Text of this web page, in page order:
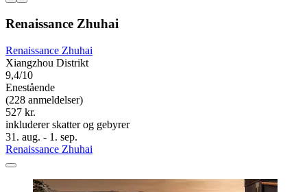
Renaissance Zhuhai
Renaissance Zhuhai
Xiangzhou Distrikt
9,4/10
Enestående
(228 anmeldelser)
527 kr.
inkluderer skatter og gebyrer
31. aug. - 1. sep.
Renaissance Zhuhai